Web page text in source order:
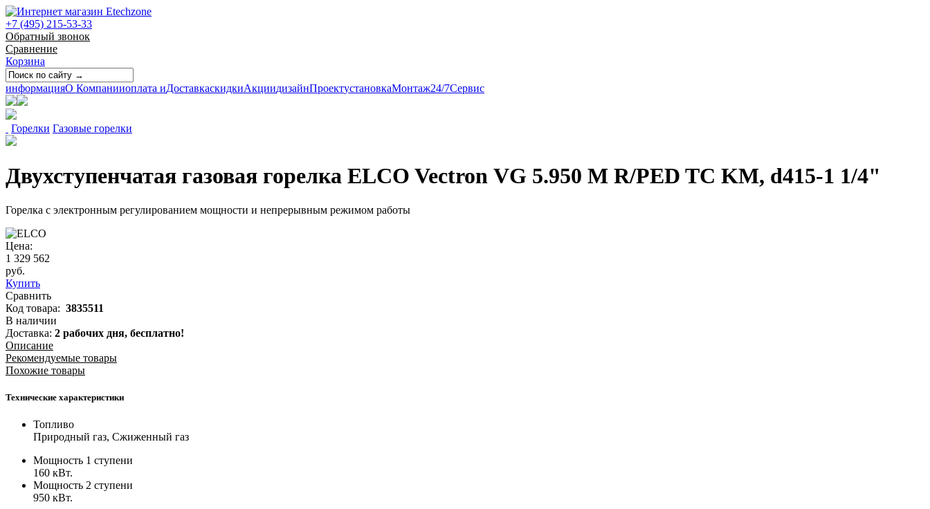
+7 (495) 215-53-33
Обратный звонок
Сравнение
Корзина
информацияО Компанииоплата иДоставкаскидкиАкциидизайнПроектустановкаМонтаж24/7Сервис
Горелки Газовые горелки
Двухступенчатая газовая горелка ELCO Vectron VG 5.950 M R/PED TC KM, d415-1 1/4"
Горелка с электронным регулированием мощности и непрерывным режимом работы
Цена:
1 329 562
руб.
Купить
Сравнить
Код товара: 3835511
В наличии
Доставка: 2 рабочих дня, бесплатно!
Описание
Рекомендуемые товары
Похожие товары
Технические характеристики
Топливо
Природный газ, Сжиженный газ
Мощность 1 ступени
160 кВт.
Мощность 2 ступени
950 кВт.